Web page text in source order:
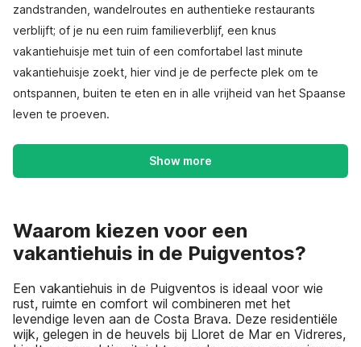
zandstranden, wandelroutes en authentieke restaurants
verblijft; of je nu een ruim familieverblijf, een knus
vakantiehuisje met tuin of een comfortabel last minute
vakantiehuisje zoekt, hier vind je de perfecte plek om te
ontspannen, buiten te eten en in alle vrijheid van het Spaanse
leven te proeven.
Show more
Waarom kiezen voor een
vakantiehuis in de Puigventos?
Een vakantiehuis in de Puigventos is ideaal voor wie
rust, ruimte en comfort wil combineren met het
levendige leven aan de Costa Brava. Deze residentiële
wijk, gelegen in de heuvels bij Lloret de Mar en Vidreres,